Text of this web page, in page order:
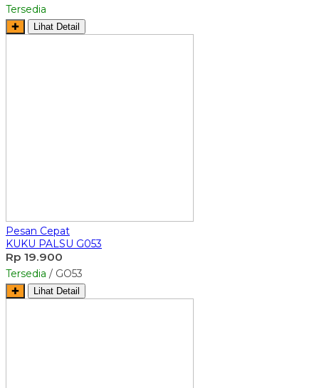
Tersedia
✚ Lihat Detail
Pesan Cepat
KUKU PALSU G053
Rp 19.900
Tersedia / GO53
✚ Lihat Detail